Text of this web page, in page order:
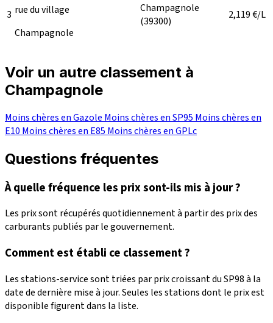
3 rue du village
Champagnole
Champagnole
(39300)
2,119€/L
Voir un autre classement à
Champagnole
Moins chères en Gazole Moins chères en SP95 Moins chères en
E10 Moins chères en E85 Moins chères en GPLc
Questions fréquentes
À quelle fréquence les prix sont-ils mis à jour ?
Les prix sont récupérés quotidiennement à partir des prix des
carburants publiés par le gouvernement.
Comment est établi ce classement ?
Les stations-service sont triées par prix croissant du SP98 à la
date de dernière mise à jour. Seules les stations dont le prix est
disponible figurent dans la liste.